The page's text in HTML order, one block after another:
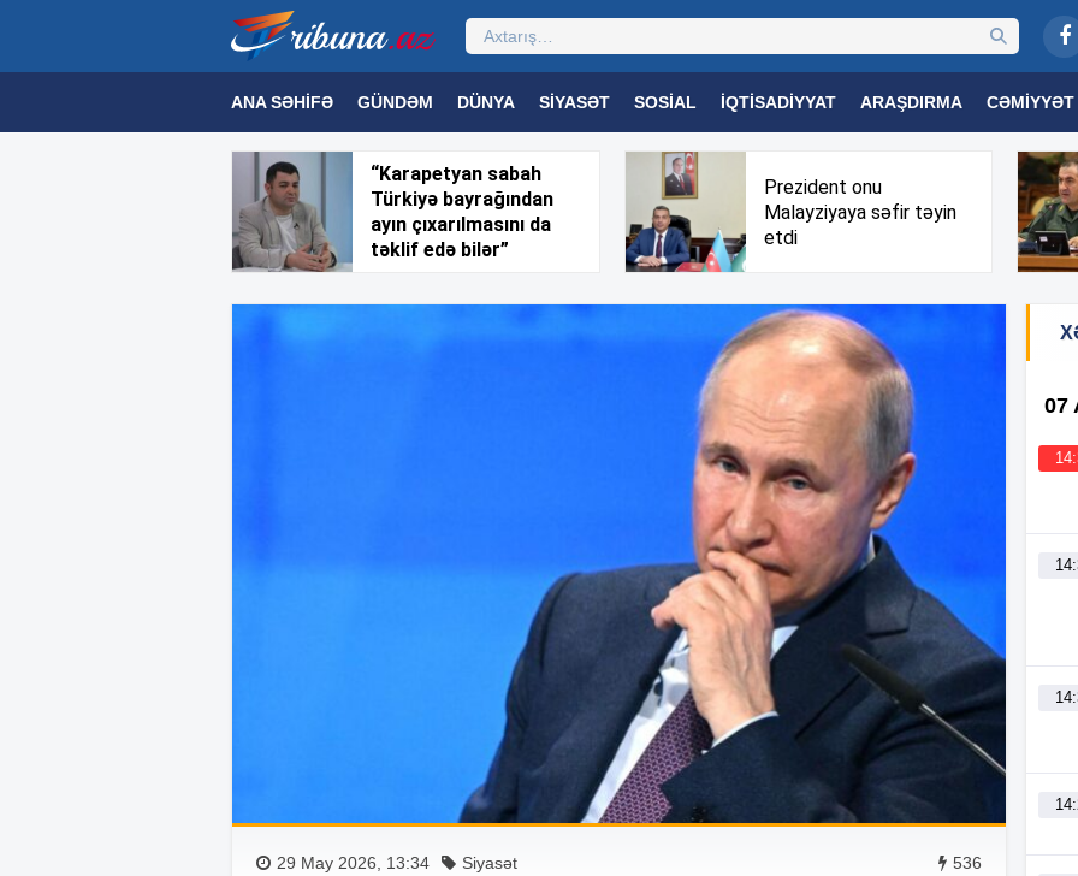
ANA SƏHIFƏ GÜNDƏM DÜNYA SIYASƏT SOSIAL İQTISADIYYAT ARAŞDIRMA CƏMIYYƏT
MƏDƏNIYYƏT MAQAZIN TEXNOLOGIYA TƏHSIL TRIBUNA TV
“Karapetyan sabah
Türkiyə bayrağından
ayın çıxarılmasını da
təklif edə bilər”
Prezident onu
Malayziyaya səfir təyin
etdi
29 May 2026, 13:34 Siyasət 536
07